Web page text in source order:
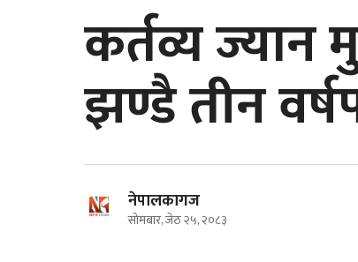
कर्तव्य ज्यान
झण्डै तीन
नेपालकागज
सोमबार, जेठ २५, २०८३
नेपालगञ्जमा सघन बजार अनुगमनः म्याद
हजार जरिवाना